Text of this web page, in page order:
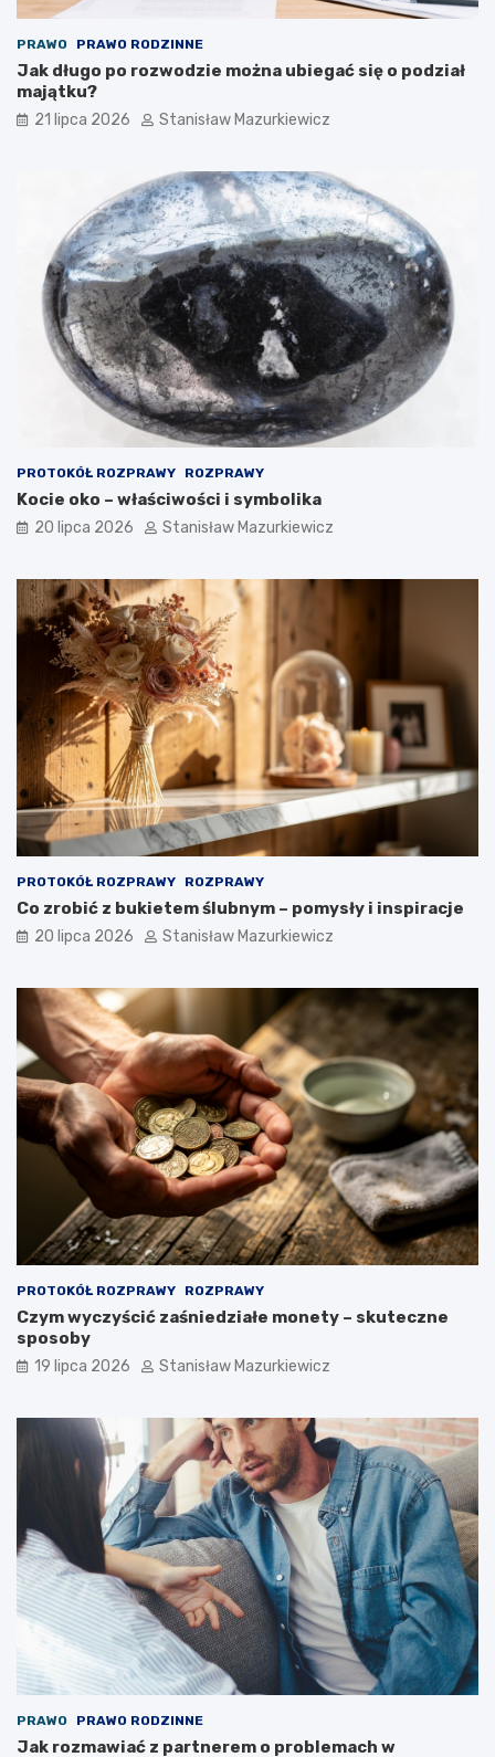
PRAWO PRAWO RODZINNE
Jak długo po rozwodzie można ubiegać się o podział
majątku?
21 lipca 2026 Stanisław Mazurkiewicz
PROTOKÓŁ ROZPRAWY ROZPRAWY
Kocie oko – właściwości i symbolika
20 lipca 2026 Stanisław Mazurkiewicz
PROTOKÓŁ ROZPRAWY ROZPRAWY
Co zrobić z bukietem ślubnym – pomysły i inspiracje
20 lipca 2026 Stanisław Mazurkiewicz
PROTOKÓŁ ROZPRAWY ROZPRAWY
Czym wyczyścić zaśniedziałe monety – skuteczne
sposoby
19 lipca 2026 Stanisław Mazurkiewicz
PRAWO PRAWO RODZINNE
Jak rozmawiać z partnerem o problemach w